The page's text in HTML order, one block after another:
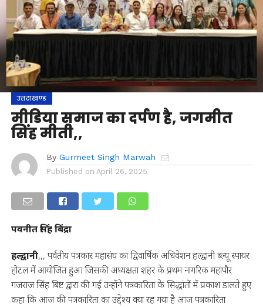
उत्तराखण्ड
मीडिया समाज का दर्पण है, जगमीत
सिंह मीती,,
By Gurmeet Singh Marwah
Published on April 26, 2025
पवनीत सिंह बिंद्रा
हल्द्वानी,,, पर्वतीय पत्रकार महासंघ का द्विवार्षिक अधिवेशन हल्द्वानी ब्ल्यू स्पायर
होटल में आयोजित हुआ जिसकी अध्यक्षता शहर के प्रथम नागरिक महापौर
गजराज सिंह बिष्ट द्वारा की गई उन्होंने पत्रकारिता के सिद्धांतों में प्रकाश डालते हुए
कहा कि आज की पत्रकारिता का उद्देश्य क्या रह गया है आज पत्रकारिता